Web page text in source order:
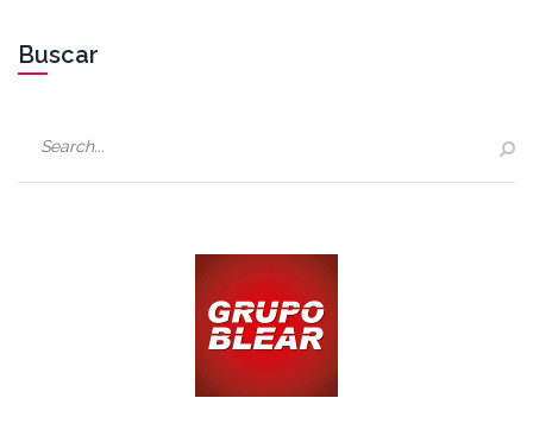
Buscar